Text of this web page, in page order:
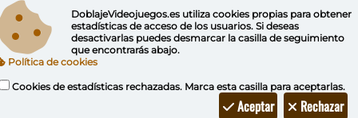
DeVuego GAL
DeVuego Portugal
DoblajeVideojuegos.es utiliza cookies propiaspara obtener
estadísticas de acceso de los usuarios. Si deseas
desactivarlas puedes desmarcar la casilla de seguimiento
que encontrarás abajo.
Política de cookies
Cookies de estadísticas rechazadas. Marca esta casilla para aceptarlas.
Rechazar
Aceptar